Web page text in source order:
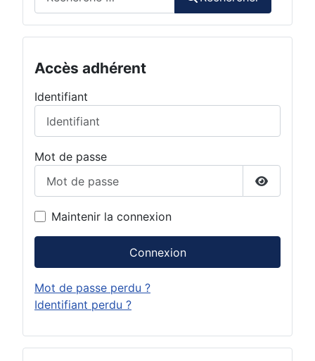
Accès adhérent
Identifiant
Mot de passe
Afficher
Maintenir la connexion
Connexion
Mot de passe perdu ?
Identifiant perdu ?